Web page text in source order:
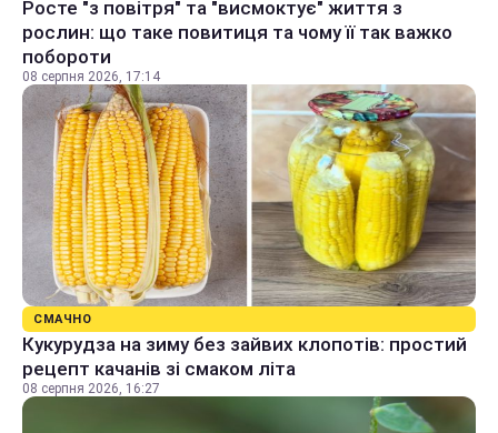
Росте "з повітря" та "висмоктує" життя з
рослин: що таке повитиця та чому її так важко
побороти
08 серпня 2026, 17:14
СМАЧНО
Кукурудза на зиму без зайвих клопотів: простий
рецепт качанів зі смаком літа
08 серпня 2026, 16:27